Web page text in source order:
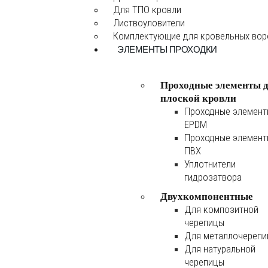
Для ТПО кровли
Листвоуловители
Комплектующие для кровельных
ЭЛЕМЕНТЫ ПРОХОДКИ
Проходные элементы
плоской кровли
Проходные
EPDM
Проходные
ПВХ
Уплотнители
гидрозатвора
Двухкомпонентные
Для композитной
черепицы
Для
Для натуральной
черепицы